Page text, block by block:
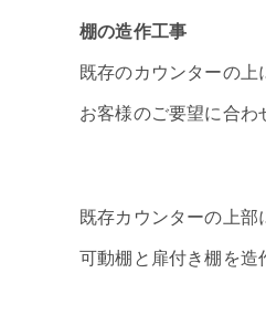
棚の造作工事
既存のカウンターの上
お客様のご要望に合
既存カウンターの上部
可動棚と扉付き棚を造